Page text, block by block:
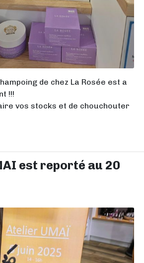
de chez La Rosée est a
!!!
vos stocks et de chouchouter
est reporté au 20